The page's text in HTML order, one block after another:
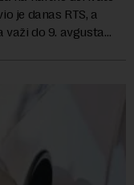
je danas RTS, a
važi do 9. avgusta